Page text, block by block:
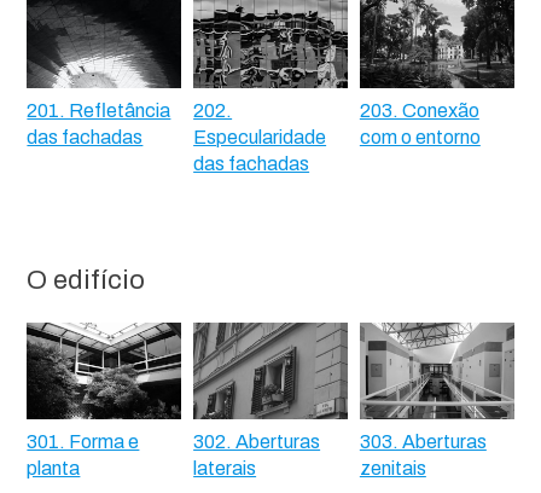
201. Refletância
das fachadas
202.
Especularidade
das fachadas
203. Conexão
com o entorno
O edifício
301. Forma e
planta
302. Aberturas
laterais
303. Aberturas
zenitais